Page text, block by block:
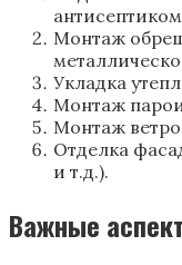
Монтаж
Укладка
Монтаж
Монтаж
Отделка
и т.д.).
Важные